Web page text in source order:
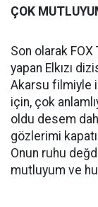
ÇOK
Son olarak FOX
yapan Elkızı
Akarsu filmiyle
için, çok
oldu desem
gözlerimi
Onun ruhu
mutluyum ve